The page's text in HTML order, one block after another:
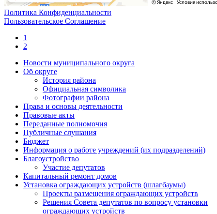
Политика Конфиденциальности
Пользовательское Соглашение
1
2
Новости муниципального округа
Об округе
История района
Официальная символика
Фотографии района
Права и основы деятельности
Правовые акты
Переданные полномочия
Публичные слушания
Бюджет
Информация о работе учреждений (их подразделений)
Благоустройство
Участие депутатов
Капитальный ремонт домов
Установка ограждающих устройств (шлагбаумы)
Проекты размещения ограждающих устройств
Решения Совета депутатов по вопросу установки
ограждающих устройств